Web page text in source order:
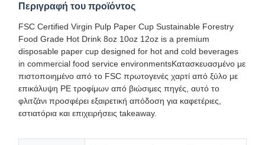
Περιγραφή του προϊόντος
FSC Certified Virgin Pulp Paper Cup Sustainable Forestry
Food Grade Hot Drink 8oz 10oz 12oz is a premium
disposable paper cup designed for hot and cold beverages
in commercial food service environmentsΚατασκευασμένο με
πιστοποιημένο από το FSC πρωτογενές χαρτί από ξύλο με
επικάλυψη PE τροφίμων από βιώσιμες πηγές, αυτό το
φλιτζάνι προσφέρει εξαιρετική απόδοση για καφετέριες,
εστιατόρια και επιχειρήσεις takeaway.